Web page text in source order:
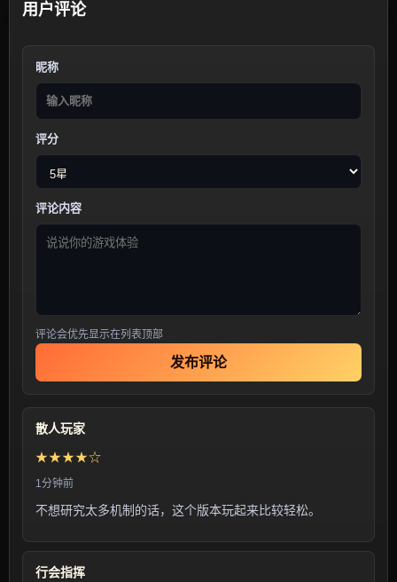
用户评论
昵称
评分
评论内容
评论会优先显示在列表顶部
发布评论
散人玩家
★★★★☆
1分钟前
不想研究太多机制的话，这个版本玩起来比较轻松。
行会指挥